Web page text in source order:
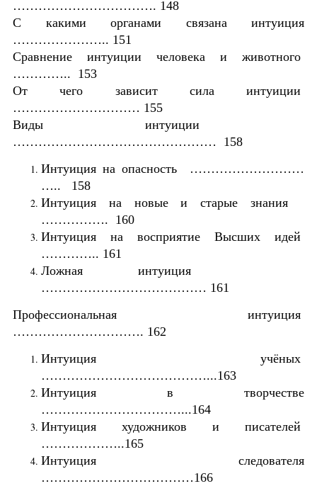
……………………………. 148
С какими органами связана интуиция
………………….. 151
Сравнение интуиции человека и животного
………….. 153
От чего зависит сила интуиции
………………………… 155
Виды интуиции
………………………………………… 158
Интуиция на опасность ………………………
….. 158
Интуиция на новые и старые знания
……………. 160
Интуиция на восприятие Высших идей
………….. 161
Ложная интуиция
………………………………… 161
Профессиональная интуиция
…………………………. 162
Интуиция учёных
…………………………………...163
Интуиция в творчестве
……………………………...164
Интуиция художников и писателей
………………..165
Интуиция следователя
………………………………166